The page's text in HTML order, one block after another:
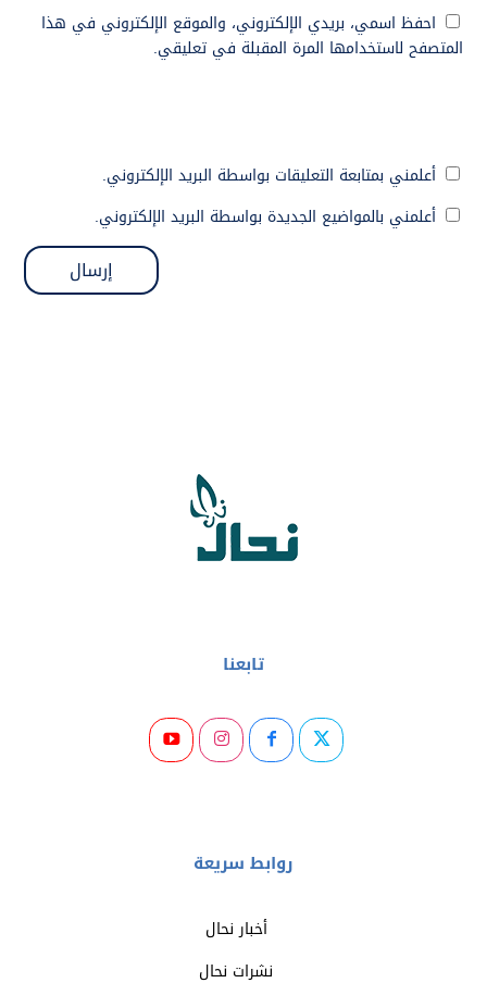
احفظ اسمي، بريدي الإلكتروني، والموقع الإلكتروني في هذا
المتصفح لاستخدامها المرة المقبلة في تعليقي.
أعلمني بمتابعة التعليقات بواسطة البريد الإلكتروني.
أعلمني بالمواضيع الجديدة بواسطة البريد الإلكتروني.
تابعنا
روابط سريعة
أخبار نحال
نشرات نحال